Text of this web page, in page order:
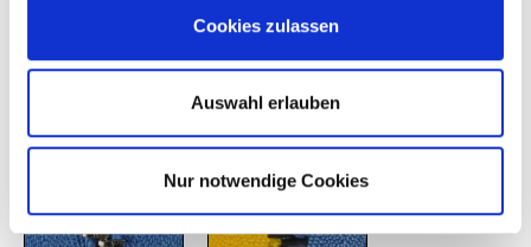
Cookies zulassen
Auswahl erlauben
Nur notwendige Cookies
silber-antik